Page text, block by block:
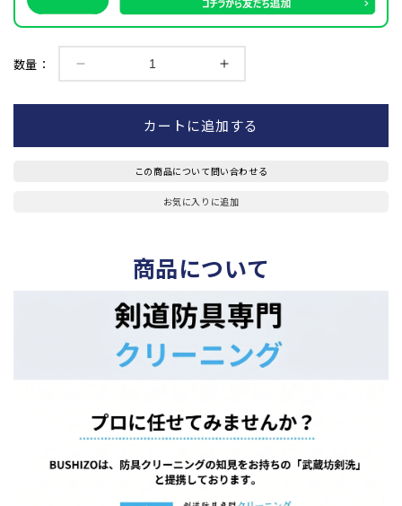
数量：
減
ら
す
【剣
藍
染
メ
イ
手
組)
の
数
量
増
や
す
カートに追加する
この商品について問い合わせる
お気に入りに追加
商品について